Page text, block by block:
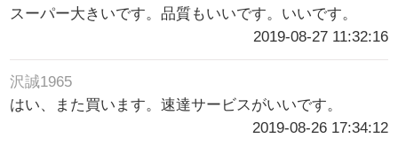
スーパー大きいです。品質もいいです。いいです。
2019-08-27 11:32:16
沢誠1965
はい、また買います。速達サービスがいいです。
2019-08-26 17:34:12